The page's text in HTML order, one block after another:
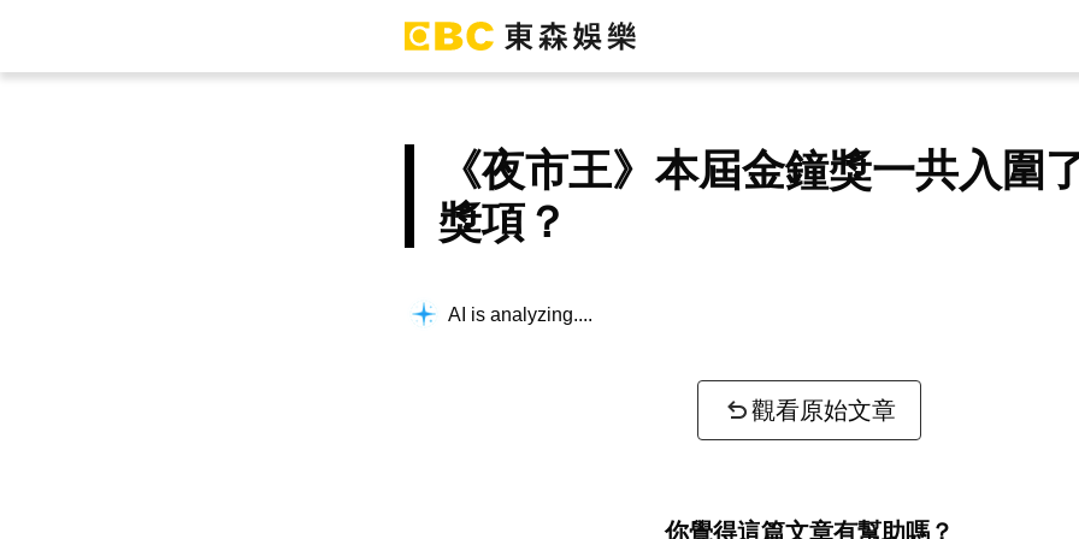
《夜市王》本屆金鐘獎一共入圍
獎項？
Building context...
觀看原始文章
你覺得這篇文章有幫助嗎？